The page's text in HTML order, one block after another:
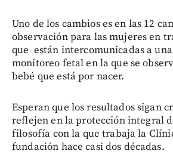
Uno de los cambios es en las 12
observación para las mujeres en
que están intercomunicadas a
monitoreo fetal en la que se
bebé que está por nacer.
Esperan que los resultados sigan
reflejen en la protección integral
filosofía con la que trabaja la
fundación hace casi dos décadas.